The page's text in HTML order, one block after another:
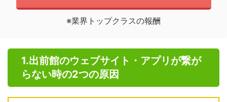
※業界トップクラスの報酬
1.出前館のウェブサイト・アプリが繋が
らない時の2つの原因